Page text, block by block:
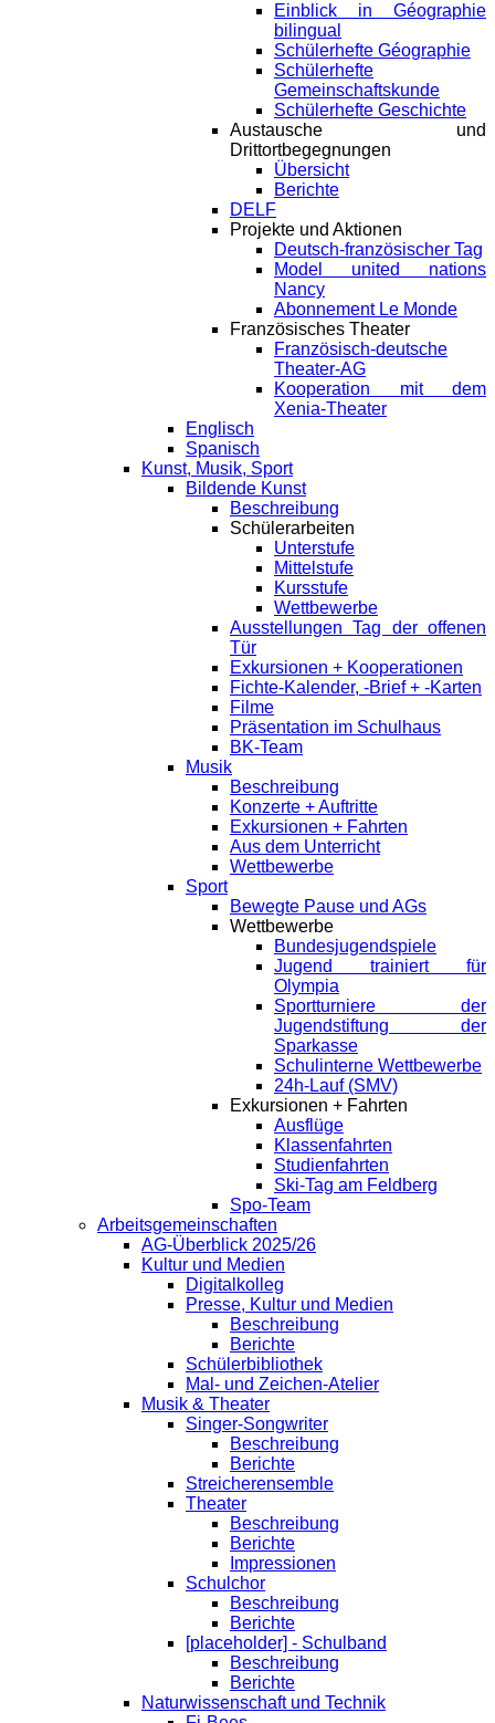
Einblick in Géographie
bilingual
Schülerhefte Géographie
Schülerhefte
Gemeinschaftskunde
Schülerhefte Geschichte
Austausche und
Drittortbegegnungen
Übersicht
Berichte
DELF
Projekte und Aktionen
Deutsch-französischer Tag
Model united nations
Nancy
Abonnement Le Monde
Französisches Theater
Französisch-deutsche
Theater-AG
Kooperation mit dem
Xenia-Theater
Englisch
Spanisch
Kunst, Musik, Sport
Bildende Kunst
Beschreibung
Schülerarbeiten
Unterstufe
Mittelstufe
Kursstufe
Wettbewerbe
Ausstellungen Tag der offenen
Tür
Exkursionen + Kooperationen
Fichte-Kalender, -Brief + -Karten
Filme
Präsentation im Schulhaus
BK-Team
Musik
Beschreibung
Konzerte + Auftritte
Exkursionen + Fahrten
Aus dem Unterricht
Wettbewerbe
Sport
Bewegte Pause und AGs
Wettbewerbe
Bundesjugendspiele
Jugend trainiert für
Olympia
Sportturniere der
Jugendstiftung der
Sparkasse
Schulinterne Wettbewerbe
24h-Lauf (SMV)
Exkursionen + Fahrten
Ausflüge
Klassenfahrten
Studienfahrten
Ski-Tag am Feldberg
Spo-Team
Arbeitsgemeinschaften
AG-Überblick 2025/26
Kultur und Medien
Digitalkolleg
Presse, Kultur und Medien
Beschreibung
Berichte
Schülerbibliothek
Mal- und Zeichen-Atelier
Musik & Theater
Singer-Songwriter
Beschreibung
Berichte
Streicherensemble
Theater
Beschreibung
Berichte
Impressionen
Schulchor
Beschreibung
Berichte
[placeholder] - Schulband
Beschreibung
Berichte
Naturwissenschaft und Technik